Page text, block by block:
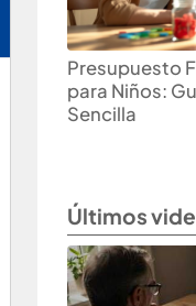
Presupuesto
para Niños:
Sencilla
Últimos